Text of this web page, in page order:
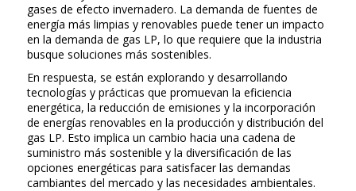
gases de efecto invernadero. La demanda de fuentes de
energía más limpias y renovables puede tener un impacto
en la demanda de gas LP, lo que requiere que la industria
busque soluciones más sostenibles.
En respuesta, se están explorando y desarrollando
tecnologías y prácticas que promuevan la eficiencia
energética, la reducción de emisiones y la incorporación
de energías renovables en la producción y distribución del
gas LP. Esto implica un cambio hacia una cadena de
suministro más sostenible y la diversificación de las
opciones energéticas para satisfacer las demandas
cambiantes del mercado y las necesidades ambientales.